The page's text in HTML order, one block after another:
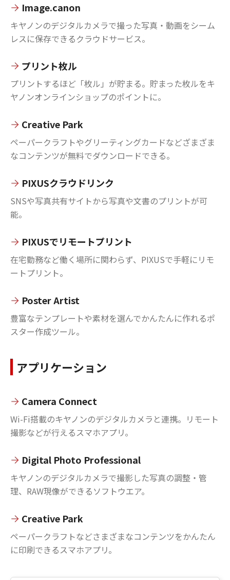
Image.canon
キヤノンのデジタルカメラで撮った写真・動画をシーム
レスに保存できるクラウドサービス。
プリント枚ル
プリントするほど「枚ル」が貯まる。貯まった枚ルをキ
ヤノンオンラインショップのポイントに。
Creative Park
ペーパークラフトやグリーティングカードなどざまざま
なコンテンツが無料でダウンロードできる。
PIXUSクラウドリンク
SNSや写真共有サイトから写真や文書のプリントが可
能。
PIXUSでリモートプリント
在宅勤務など働く場所に関わらず、PIXUSで手軽にリモ
ートプリント。
Poster Artist
豊富なテンプレートや素材を選んでかんたんに作れるポ
スター作成ツール。
アプリケーション
Camera Connect
Wi-Fi搭載のキヤノンのデジタルカメラと連携。リモート
撮影などが行えるスマホアプリ。
Digital Photo Professional
キヤノンのデジタルカメラで撮影した写真の調整・管
理、RAW現像ができるソフトウエア。
Creative Park
ペーパークラフトなどさまざまなコンテンツをかんたん
に印刷できるスマホアプリ。